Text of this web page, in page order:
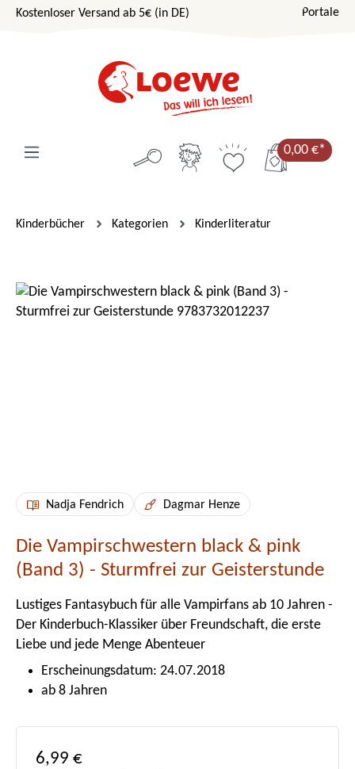
Zum Hauptinhalt springen
Kostenloser Versand ab 5€ (in DE) Portale
0,00 €*
Kinderbücher Kategorien Kinderliteratur
Bildergalerie überspringen
Nadja Fendrich Dagmar Henze
Die Vampirschwestern black & pink
(Band 3) - Sturmfrei zur Geisterstunde
Lustiges Fantasybuch für alle Vampirfans ab 10 Jahren -
Der Kinderbuch-Klassiker über Freundschaft, die erste
Liebe und jede Menge Abenteuer
Erscheinungsdatum: 24.07.2018
ab 8 Jahren
Regulärer Preis:
6,99 €